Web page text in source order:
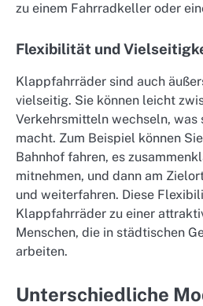
zu einem Fahrradkeller oder
Flexibilität und
Klappfahrräder sind auch
vielseitig. Sie können leicht
Verkehrsmitteln wechseln, was
macht. Zum Beispiel können
Bahnhof fahren, es
mitnehmen, und dann am
und weiterfahren. Diese
Klappfahrräder zu einer
Menschen, die in städtischen
arbeiten.
Unterschiedliche